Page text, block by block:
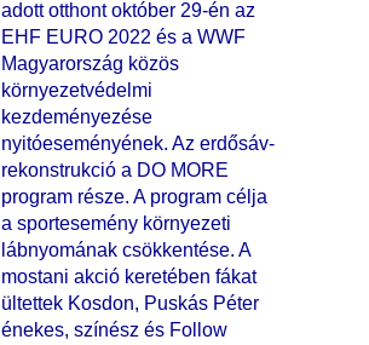
adott otthont október 29-én az
EHF EURO 2022 és a WWF
Magyarország közös
környezetvédelmi
kezdeményezése
nyitóeseményének. Az erdősáv-
rekonstrukció a DO MORE
program része. A program célja
a sportesemény környezeti
lábnyomának csökkentése. A
mostani akció keretében fákat
ültettek Kosdon, Puskás Péter
énekes, színész és Follow